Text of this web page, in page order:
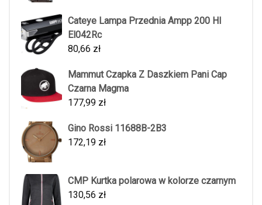
Cateye Lampa Przednia Ampp 200 Hl
El042Rc
80,66 zł
Mammut Czapka Z Daszkiem Pani Cap
Czarna Magma
177,99 zł
Gino Rossi 11688B-2B3
172,19 zł
CMP Kurtka polarowa w kolorze czarnym
130,56 zł